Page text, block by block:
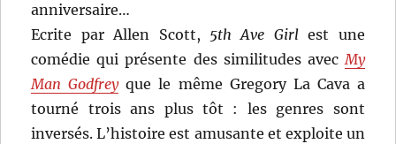
anniversaire…
Ecrite par Allen Scott, 5th Ave Girlest une
comédie qui présente des similitudes avecMy
Man Godfreyque le même Gregory La Cava a
tourné trois ans plus tôt : les genres sont
inversés. L’histoire est amusante et exploite un